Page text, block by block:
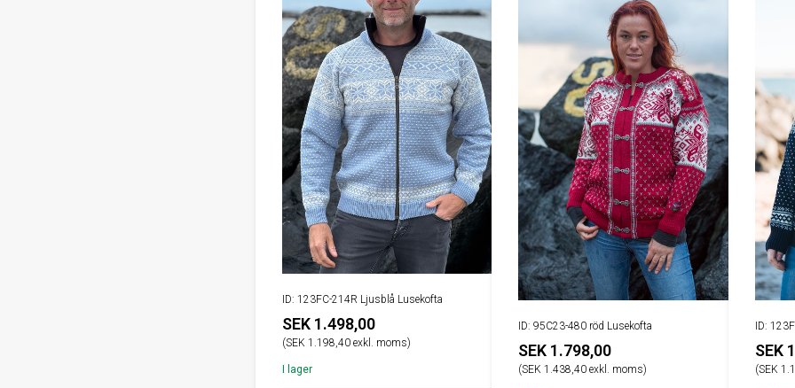
ID: 123FC-214R Ljusblå Lusekofta
SEK 1.498,00
(SEK 1.198,40 exkl. moms)
I lager
ID: 95C23-480 röd Lusekofta
SEK 1.798,00
(SEK 1.438,40 exkl. moms)
ID:
SEK
(SEK